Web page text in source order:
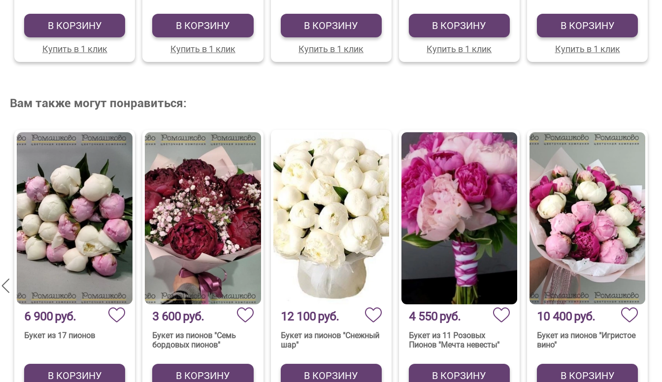
В КОРЗИНУ
Купить в 1 клик
В КОРЗИНУ
Купить в 1 клик
В КОРЗИНУ
Купить в 1 клик
В КОРЗИНУ
Купить в 1 клик
В КОРЗИНУ
Купить в 1 клик
Вам также могут понравиться:
6 900руб.
Букет из 17 пионов
В КОРЗИНУ
3 600руб.
Букет из пионов "Семь
бордовых пионов"
В КОРЗИНУ
12 100руб.
Букет из пионов "Снежный
шар"
В КОРЗИНУ
4 550руб.
Букет из 11 Розовых
Пионов "Мечта невесты"
В КОРЗИНУ
10 400руб.
Букет из пионов "Игристое
вино"
В КОРЗИНУ